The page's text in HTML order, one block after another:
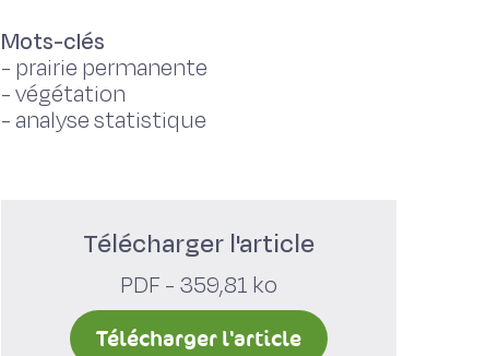
Mots-clés
- prairie permanente
-végétation
- analyse statistique
Télécharger l'article
PDF - 359,81 ko
Télécharger l'article